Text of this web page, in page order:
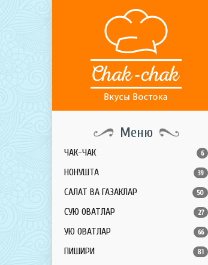
Меню
ЧАК-ЧАК 6
НОНУШТА 39
САЛАТ ВА ГАЗАКЛАР 50
СУЮҚ ОВҚАТЛАР 27
ҚУЮҚ ОВҚАТЛАР 66
ПИШИРИҚ 81